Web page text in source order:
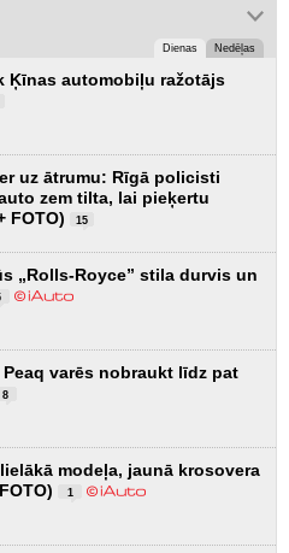
Dienas Nedēļas
Ķīnas automobiļu ražotājs
uz ātrumu: Rīgā policisti
zem tilta, lai pieķertu
FOTO)
15
„Rolls-Royce” stila durvis un
varēs nobraukt līdz pat
8
modeļa, jaunā krosovera
1